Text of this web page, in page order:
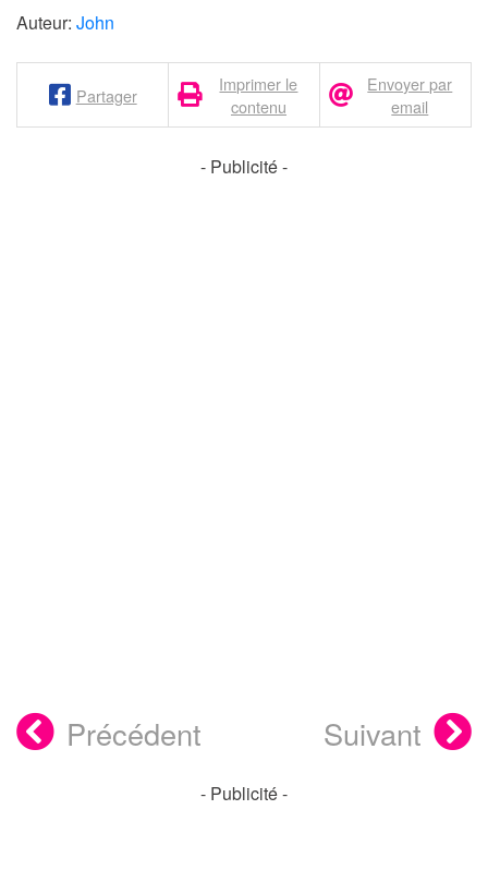
Auteur: John
Partager
Imprimer le
contenu
Envoyer par
email
- Publicité -
Précédent Suivant
- Publicité -